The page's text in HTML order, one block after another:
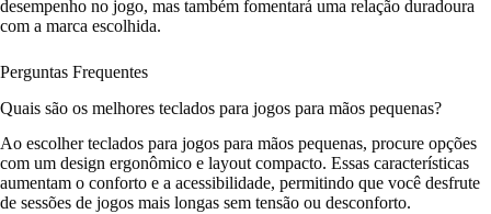
desempenho no jogo, mas também fomentará uma relação duradoura
com a marca escolhida.
Perguntas Frequentes
Quais são os melhores teclados para jogos para mãos pequenas?
Ao escolher teclados para jogos para mãos pequenas, procure opções
com um design ergonômico e layout compacto. Essas características
aumentam o conforto e a acessibilidade, permitindo que você desfrute
de sessões de jogos mais longas sem tensão ou desconforto.